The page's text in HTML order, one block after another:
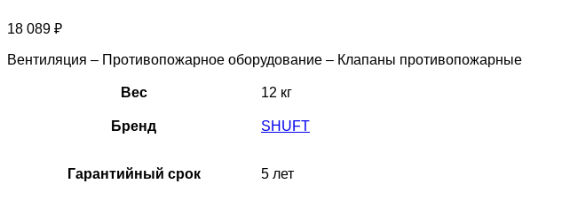
18 089 ₽
Вентиляция – Противопожарное оборудование – Клапаны противопожарные
Вес 12 кг
Бренд SHUFT
Гарантийный срок 5 лет